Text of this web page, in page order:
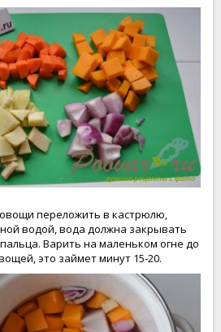
переложить в кастрюлю,
водой, вода должна закрывать
Варить на маленьком огне до
это займет минут 15-20.